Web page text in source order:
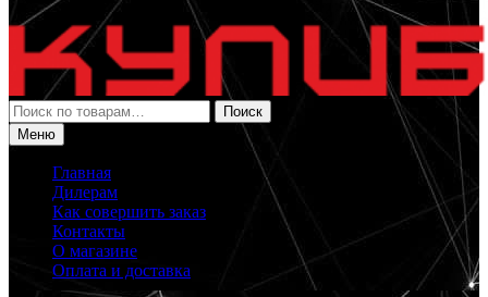
Искать:
Поиск
Меню
Главная
Дилерам
Как совершить заказ
Контакты
О магазине
Оплата и доставка